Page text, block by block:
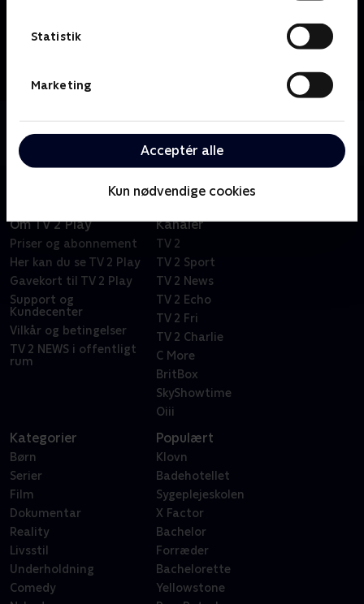
Statistik
Marketing
Acceptér alle
Kun nødvendige cookies
Se 19.30-nyhederne fra TV2 Bornholm.
Om TV 2 Play
Priser og abonnement
Her kan du se TV 2 Play
Gavekort til TV 2 Play
Support og
Kundecenter
Vilkår og betingelser
TV 2 NEWS i offentligt
rum
Kanaler
TV 2
TV 2 Sport
TV 2 News
TV 2 Echo
TV 2 Fri
TV 2 Charlie
C More
BritBox
SkyShowtime
Oiii
Kategorier
Børn
Serier
Film
Dokumentar
Reality
Livsstil
Underholdning
Comedy
Populært
Klovn
Badehotellet
Sygeplejeskolen
X Factor
Bachelor
Forræder
Bachelorette
Yellowstone